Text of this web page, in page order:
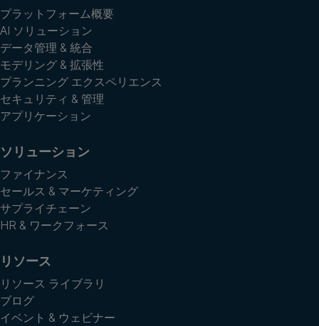
プラットフォーム概要
AI ソリューション
データ管理 & 統合
モデリング & 拡張性
プランニング エクスペリエンス
セキュリティ & 管理
アプリケーション
ソリューション
ファイナンス
セールス & マーケティング
サプライチェーン
HR & ワークフォース
リソース
リソース ライブラリ
ブログ
イベント & ウェビナー